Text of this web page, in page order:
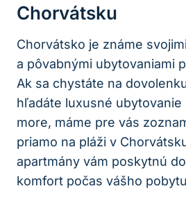
Chorvátsku
Chorvátsko je známe
a pôvabnými ubytovaniami
Ak sa chystáte na
hľadáte luxusné ubytovanie
more, máme pre vás
priamo na pláži v
apartmány vám poskytnú
komfort počas vášho